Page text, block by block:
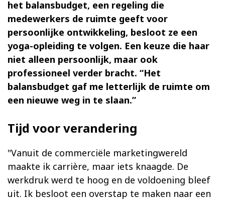
het balansbudget, een regeling die
medewerkers de ruimte geeft voor
persoonlijke ontwikkeling, besloot ze een
yoga-opleiding te volgen. Een keuze die haar
niet alleen persoonlijk, maar ook
professioneel verder bracht. “Het
balansbudget gaf me letterlijk de ruimte om
een nieuwe weg in te slaan.”
Tijd voor verandering
"Vanuit de commerciële marketingwereld
maakte ik carrière, maar iets knaagde. De
werkdruk werd te hoog en de voldoening bleef
uit. Ik besloot een overstap te maken naar een